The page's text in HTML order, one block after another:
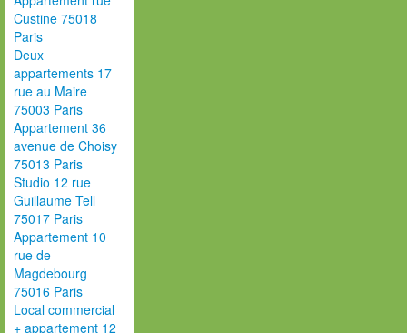
Custine 75018
Paris
Deux
appartements 17
rue au Maire
75003 Paris
Appartement 36
avenue de Choisy
75013 Paris
Studio 12 rue
Guillaume Tell
75017 Paris
Appartement 10
rue de
Magdebourg
75016 Paris
Local commercial
+ appartement 12